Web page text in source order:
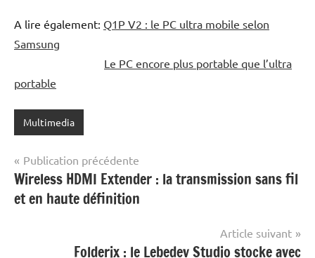
A lire également: Q1P V2 : le PC ultra mobile selon
Samsung
Le PC encore plus portable que l’ultra
portable
Multimedia
Navigation
de
l’article
Publication précédente
Wireless HDMI Extender : la transmission sans fil
et en haute définition
Article suivant
Folderix : le Lebedev Studio stocke avec